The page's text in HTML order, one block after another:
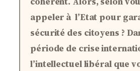
appeler à l’Etat pour
sécurité des citoyens ?
période de crise
l’intellectuel libéral que